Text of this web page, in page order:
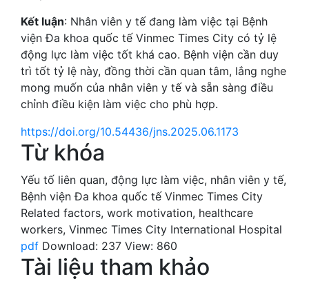
Kết luận: Nhân viên y tế đang làm việc tại Bệnh
viện Đa khoa quốc tế Vinmec Times City có tỷ lệ
động lực làm việc tốt khá cao. Bệnh viện cần duy
trì tốt tỷ lệ này, đồng thời cần quan tâm, lắng nghe
mong muốn của nhân viên y tế và sẵn sàng điều
chỉnh điều kiện làm việc cho phù hợp.
https://doi.org/10.54436/jns.2025.06.1173
Từ khóa
Yếu tố liên quan, động lực làm việc, nhân viên y tế,
Bệnh viện Đa khoa quốc tế Vinmec Times City
Related factors, work motivation, healthcare
workers, Vinmec Times City International Hospital
pdf Download: 237 View: 860
Tài liệu tham khảo